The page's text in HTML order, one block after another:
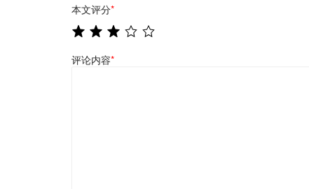
本文评分*
评论内容*